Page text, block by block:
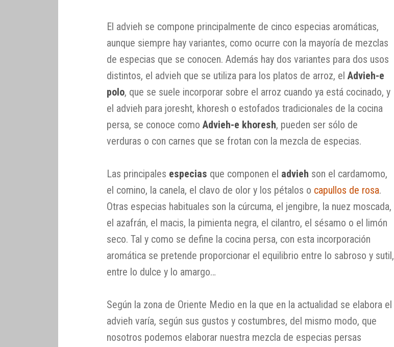
El advieh se compone principalmente de cinco especias aromáticas,
aunque siempre hay variantes, como ocurre con la mayoría de mezclas
de especias que se conocen. Además hay dos variantes para dos usos
distintos, el advieh que se utiliza para los platos de arroz, elAdvieh-e
polo, que se suele incorporar sobre el arroz cuando ya está cocinado, y
el advieh para joresht, khoresh o estofados tradicionales de la cocina
persa, se conoce comoAdvieh-e khoresh, pueden ser sólo de
verduras o con carnes que se frotan con la mezcla de especias.
Las principales especias que componen el advieh son el cardamomo,
el comino, la canela, el clavo de olor y los pétalos o capullos de rosa.
Otras especias habituales son la cúrcuma, el jengibre, la nuez moscada,
el azafrán, el macis, la pimienta negra, el cilantro, el sésamo o el limón
seco. Tal y como se define la cocina persa, con esta incorporación
aromática se pretende proporcionar el equilibrio entre lo sabroso y sutil,
entre lo dulce y lo amargo…
Según la zona de Oriente Medio en la que en la actualidad se elabora el
advieh varía, según sus gustos y costumbres, del mismo modo, que
nosotros podemos elaborar nuestra mezcla de especias persas